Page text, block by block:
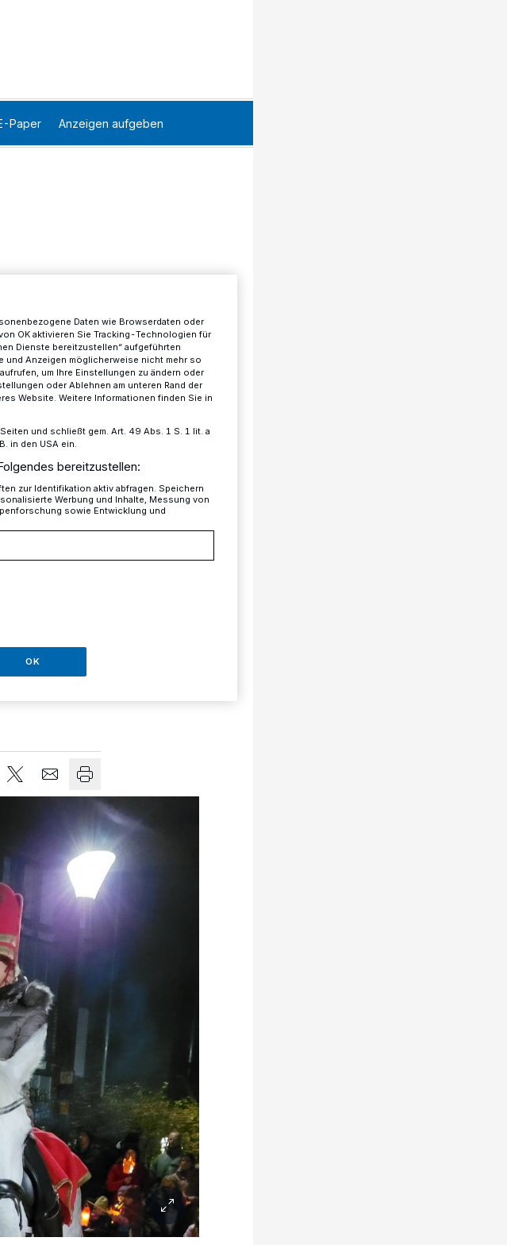
Paper Anzeigen aufgeben
vom
Daten wie Browserdaten oder
OK aktivieren Sie Tracking-Technologien für
Dienste bereitzustellen“ aufgeführten
und Anzeigen möglicherweise nicht mehr so
um Ihre Einstellungen zu ändern oder
oder Ablehnen am unteren Rand der
Website. Weitere Informationen finden Sie in
und schließt gem. Art. 49 Abs. 1 S. 1 lit. a
in den USA ein.
bereitzustellen:
zur Identifikation aktiv abfragen. Speichern
Werbung und Inhalte, Messung von
sowie Entwicklung und
OK